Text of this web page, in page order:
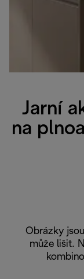
Jarní
na
Obrázky
může lišit.